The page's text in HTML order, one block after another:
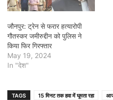
जौनपुर: ट्रेन से फरार हत्यारोपी
गौतस्कर जमीरुद्दीन को पुलिस ने
किया फिर गिरफ्तार
May 19, 2024
In "देश"
TAGS 15 मिनट तक हवा में घूमता रहा